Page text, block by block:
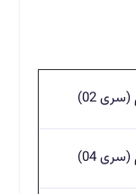
02)
04)